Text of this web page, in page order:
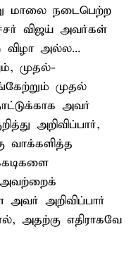
மாலை நடைபெற்ற
விஜய் அவர்கள்
விழா அல்ல...
முதல்-
முதல்
அவர்
அறிவிப்பார்,
வாக்களித்த
அவற்றைக்
அறிவிப்பார்
அதற்கு எதிராகவே